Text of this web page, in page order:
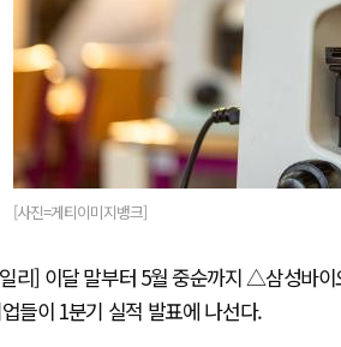
[사진=게티이미지뱅크]
리] 이달 말부터 5월 중순까지 △삼성
들이 1분기 실적 발표에 나선다.